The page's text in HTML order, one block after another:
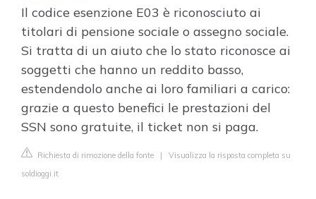
Il codice esenzione E03 è riconosciuto ai
titolari di pensione sociale o assegno sociale.
Si tratta di un aiuto che lo stato riconosce ai
soggetti che hanno un reddito basso,
estendendolo anche ai loro familiari a carico:
grazie a questo benefici le prestazioni del
SSN sono gratuite, il ticket non si paga.
Richiesta di rimozione della fonte | Visualizza la risposta completa su
soldioggi.it